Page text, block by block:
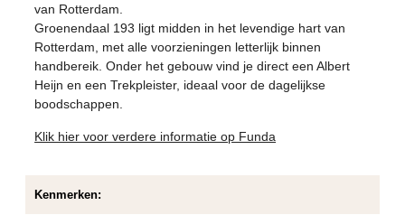
van Rotterdam.
Groenendaal 193 ligt midden in het levendige hart van
Rotterdam, met alle voorzieningen letterlijk binnen
handbereik. Onder het gebouw vind je direct een Albert
Heijn en een Trekpleister, ideaal voor de dagelijkse
boodschappen.
Klik hier voor verdere informatie op Funda
Kenmerken: